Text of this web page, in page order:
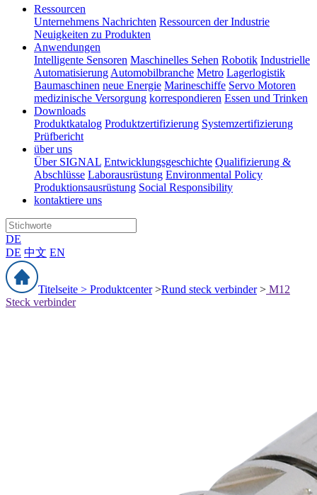
Ressourcen
Unternehmens Nachrichten Ressourcen der Industrie
Neuigkeiten zu Produkten
Anwendungen
Intelligente Sensoren Maschinelles Sehen Robotik Industrielle
Automatisierung Automobilbranche Metro Lagerlogistik
Baumaschinen neue Energie Marineschiffe Servo Motoren
medizinische Versorgung korrespondieren Essen und Trinken
Downloads
Produktkatalog Produktzertifizierung Systemzertifizierung
Prüfbericht
über uns
Über SIGNAL Entwicklungsgeschichte Qualifizierung &
Abschlüsse Laborausrüstung Environmental Policy
Produktionsausrüstung Social Responsibility
kontaktiere uns
DE
DE 中文 EN
Titelseite > Produktcenter >Rund steck verbinder > M12
Steck verbinder